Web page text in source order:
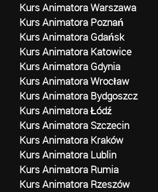
Kurs Animatora Warszawa
Kurs Animatora Poznań
Kurs Animatora Gdańsk
Kurs Animatora Katowice
Kurs Animatora Gdynia
Kurs Animatora Wrocław
Kurs Animatora Bydgoszcz
Kurs Animatora Łódź
Kurs Animatora Szczecin
Kurs Animatora Kraków
Kurs Animatora Lublin
Kurs Animatora Rumia
Kurs Animatora Rzeszów